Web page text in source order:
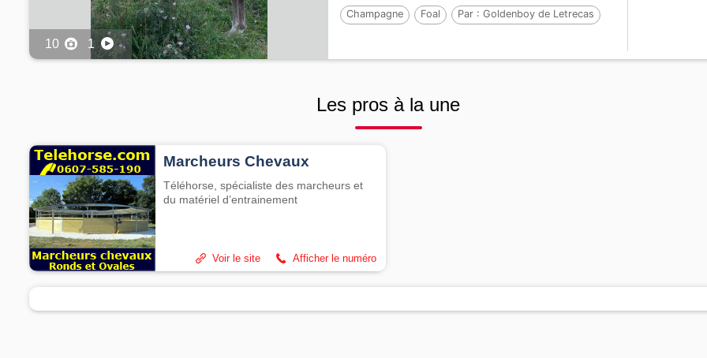
10 1
Champagne Foal Par :Goldenboy de Letrecas
Les pros à la une
Marcheurs Chevaux
Téléhorse, spécialiste des marcheurs et
du matériel d’entrainement
Afficher le numéro
Voir le site